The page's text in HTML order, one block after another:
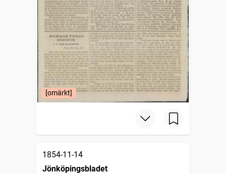
[omärkt]
1854-11-14
Jönköpingsbladet